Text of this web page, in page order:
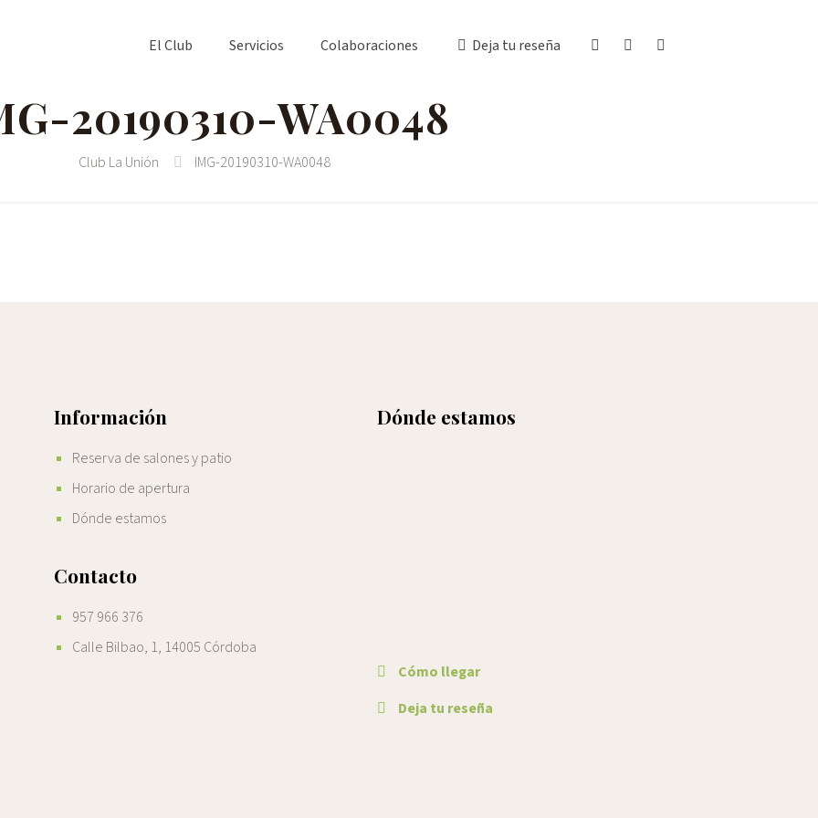
El Club Servicios Colaboraciones Deja tu reseña
20190310-WA0048
Club La Unión IMG-20190310-WA0048
Información
Reserva de salones y patio
Horario de apertura
Dónde estamos
Contacto
957 966 376
Calle Bilbao, 1, 14005 Córdoba
Dónde estamos
Cómo llegar
Deja tu reseña